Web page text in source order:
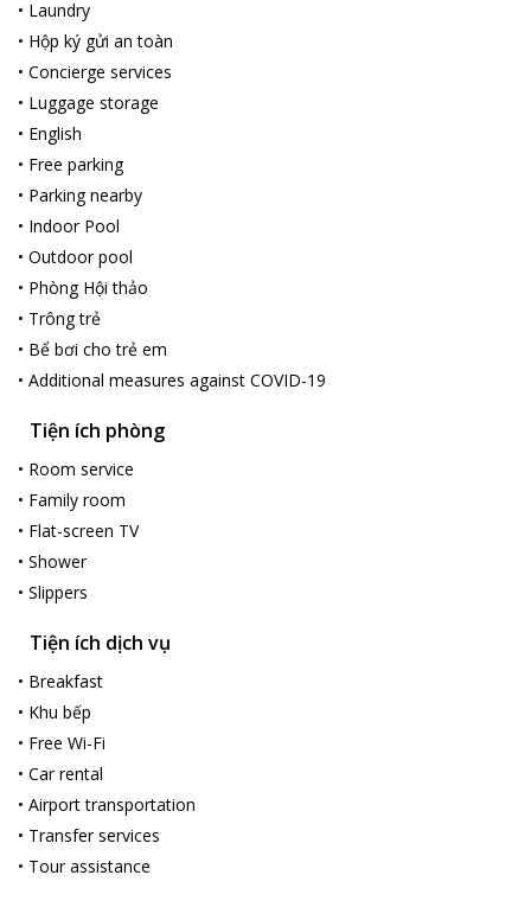
• Laundry
• Hộp ký gửi an toàn
• Concierge services
• Luggage storage
• English
• Free parking
• Parking nearby
• Indoor Pool
• Outdoor pool
• Phòng Hội thảo
• Trông trẻ
• Bể bơi cho trẻ em
• Additional measures against COVID-19
Tiện ích phòng
• Room service
• Family room
• Flat-screen TV
• Shower
• Slippers
Tiện ích dịch vụ
• Breakfast
• Khu bếp
• Free Wi-Fi
• Car rental
• Airport transportation
• Transfer services
• Tour assistance